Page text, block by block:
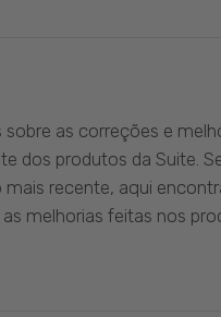
as correções e
dos produtos da Suite.
recente, aqui
melhorias feitas nos